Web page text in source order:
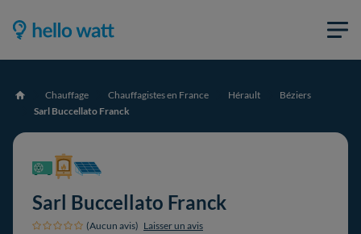
Accueil Chauffage Chauffagistes en France Hérault
Béziers
Sarl Buccellato Franck
Sarl Buccellato Franck
(Aucun avis) Laisser un avis